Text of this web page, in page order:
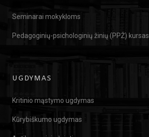
Seminarai mokykloms
Pedagoginių-psichologinių žinių (PPŽ) kursas
UGDYMAS
Kritinio mąstymo ugdymas
Kūrybiškumo ugdymas